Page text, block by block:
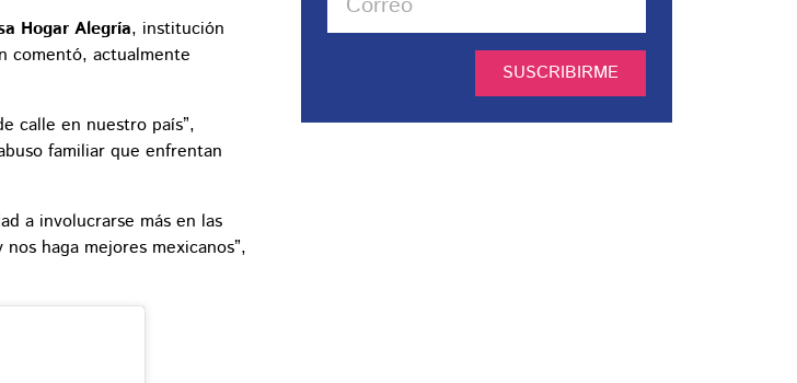
Hogar Alegría, institución
comentó, actualmente
calle en nuestro país”,
familiar que enfrentan
a involucrarse más en las
haga mejores mexicanos”,
SUSCRIBIRME